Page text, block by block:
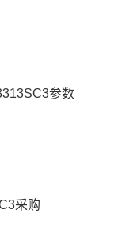
参数
采购